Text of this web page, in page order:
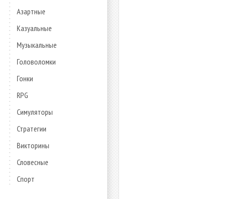
Азартные
Казуальные
Музыкальные
Головоломки
Гонки
RPG
Симуляторы
Стратегии
Викторины
Словесные
Спорт